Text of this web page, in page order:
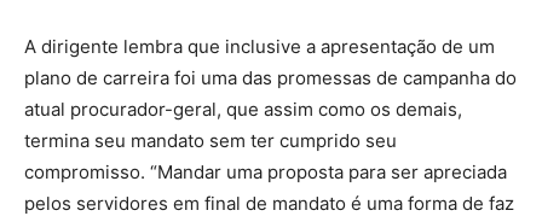
A dirigente lembra que inclusive a apresentação de um
plano de carreira foi uma das promessas de campanha do
atual procurador-geral, que assim como os demais,
termina seu mandato sem ter cumprido seu
compromisso. “Mandar uma proposta para ser apreciada
pelos servidores em final de mandato é uma forma de faz